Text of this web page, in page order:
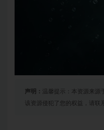
声明： 温馨提示：本资源来源
该资源侵犯了您的权益，请联